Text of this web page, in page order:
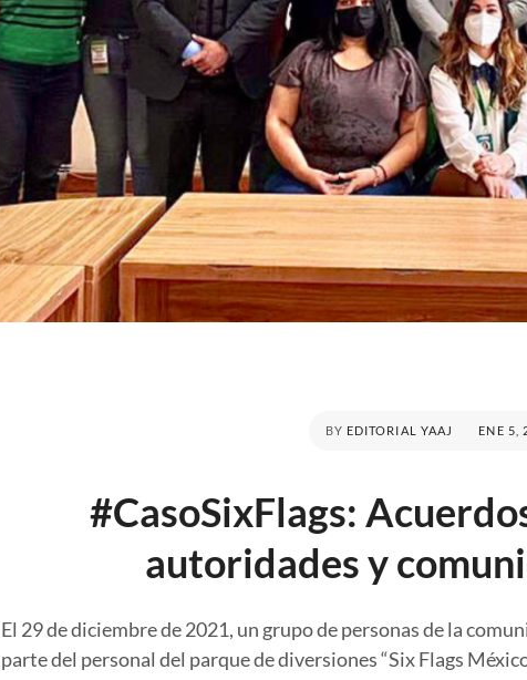
BY EDITORIAL YAAJ ENE 5,
#CasoSixFlags:
autoridades y
El 29 de diciembre de 2021, un grupo de personas de la
parte del personal del parque de diversiones “Six Flags